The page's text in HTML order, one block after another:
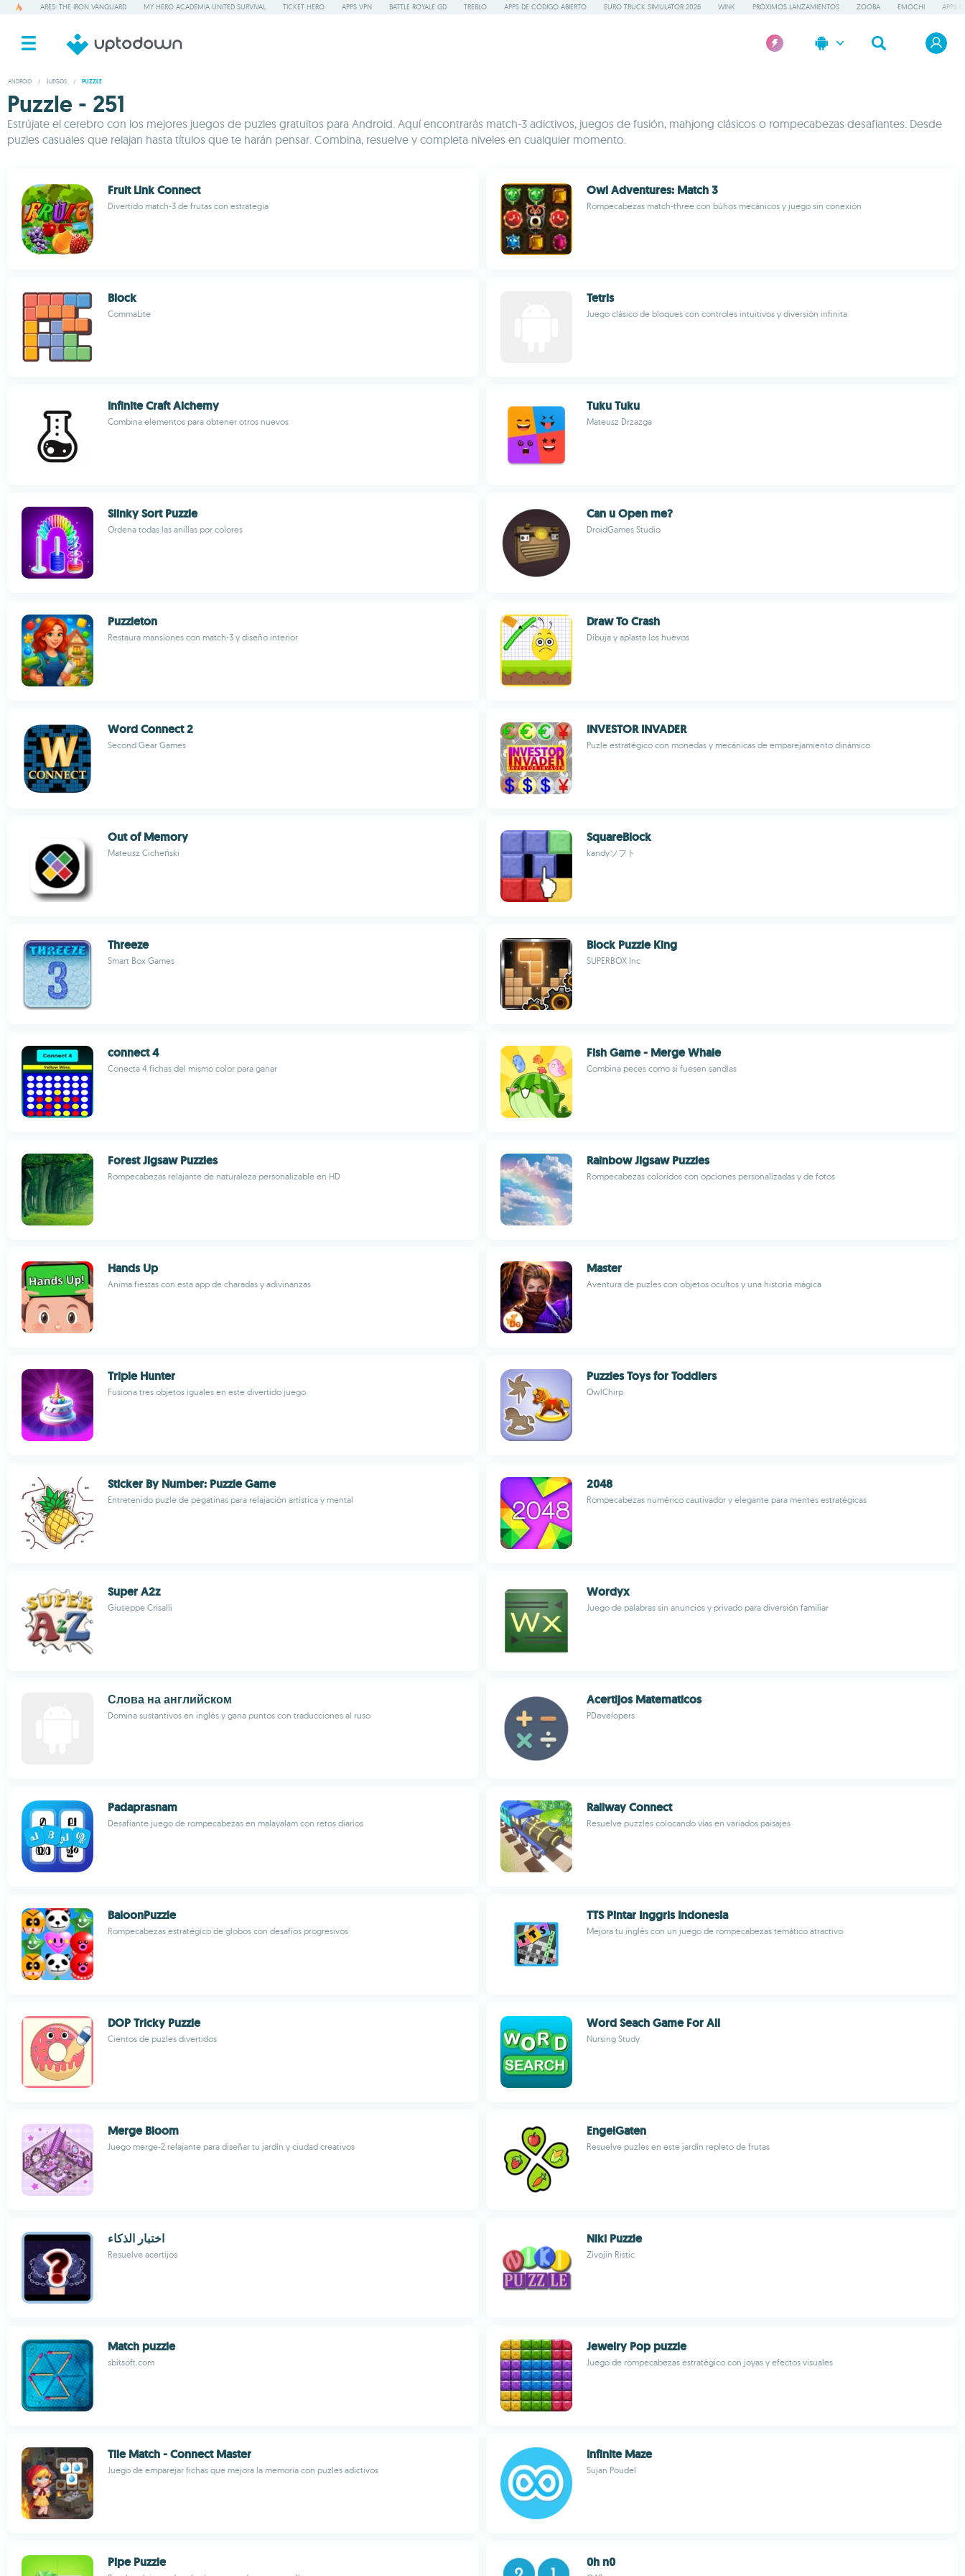
ARES: THE IRON VANGUARD MY HERO ACADEMIA UNITED SURVIVAL TICKET HERO APPS VPN BATTLE ROYALE GD TREBLO APPS DE CÓDIGO ABIERTO EURO TRUCK SIMULATOR 2026 WINK PRÓXIMOS LANZAMIENTOS ZOOBA EMOCHI APPS
ANDROID / JUEGOS / PUZZLE
Puzzle - 251
Estrújate el cerebro con los mejores juegos de puzles gratuitos para Android. Aquí encontrarás match-3 adictivos, juegos de fusión, mahjong clásicos o rompecabezas desafiantes. Desde
puzles casuales que relajan hasta títulos que te harán pensar. Combina, resuelve y completa niveles en cualquier momento.
Fruit Link Connect
Divertido match-3 de frutas con estrategia
Owl Adventures: Match 3
Rompecabezas match-three con búhos mecánicos y juego sin conexión
Block
CommaLite
Tetris
Juego clásico de bloques con controles intuitivos y diversión infinita
Infinite Craft Alchemy
Combina elementos para obtener otros nuevos
Tuku Tuku
Mateusz Drzazga
Slinky Sort Puzzle
Ordena todas las anillas por colores
Can u Open me?
DroidGames Studio
Puzzleton
Restaura mansiones con match-3 y diseño interior
Draw To Crash
Dibuja y aplasta los huevos
Word Connect 2
Second Gear Games
INVESTOR INVADER
Puzle estratégico con monedas y mecánicas de emparejamiento dinámico
Out of Memory
Mateusz Cicheński
SquareBlock
kandyソフト
Threeze
Smart Box Games
Block Puzzle King
SUPERBOX Inc
connect 4
Conecta 4 fichas del mismo color para ganar
Fish Game - Merge Whale
Combina peces como si fuesen sandías
Forest Jigsaw Puzzles
Rompecabezas relajante de naturaleza personalizable en HD
Rainbow Jigsaw Puzzles
Rompecabezas coloridos con opciones personalizadas y de fotos
Hands Up
Anima fiestas con esta app de charadas y adivinanzas
Master
Aventura de puzles con objetos ocultos y una historia mágica
Triple Hunter
Fusiona tres objetos iguales en este divertido juego
Puzzles Toys for Toddlers
OwlChirp
Sticker By Number: Puzzle Game
Entretenido puzle de pegatinas para relajación artística y mental
2048
Rompecabezas numérico cautivador y elegante para mentes estratégicas
Super A2z
Giuseppe Crisalli
Wordyx
Juego de palabras sin anuncios y privado para diversión familiar
Слова на английском
Domina sustantivos en inglés y gana puntos con traducciones al ruso
Acertijos Matematicos
PDevelopers
Padaprasnam
Desafiante juego de rompecabezas en malayalam con retos diarios
Railway Connect
Resuelve puzzles colocando vías en variados paisajes
BaloonPuzzle
Rompecabezas estratégico de globos con desafíos progresivos
TTS Pintar Inggris Indonesia
Mejora tu inglés con un juego de rompecabezas temático atractivo
DOP Tricky Puzzle
Cientos de puzles divertidos
Word Seach Game For All
Nursing Study
Merge Bloom
Juego merge-2 relajante para diseñar tu jardín y ciudad creativos
EngelGaten
Resuelve puzles en este jardín repleto de frutas
اختبار الذكاء
Resuelve acertijos
Niki Puzzle
Zivojin Ristic
Match puzzle
sbitsoft.com
Jewelry Pop puzzle
Juego de rompecabezas estratégico con joyas y efectos visuales
Tile Match - Connect Master
Juego de emparejar fichas que mejora la memoria con puzles adictivos
Infinite Maze
Sujan Poudel
Pipe Puzzle 0h n0